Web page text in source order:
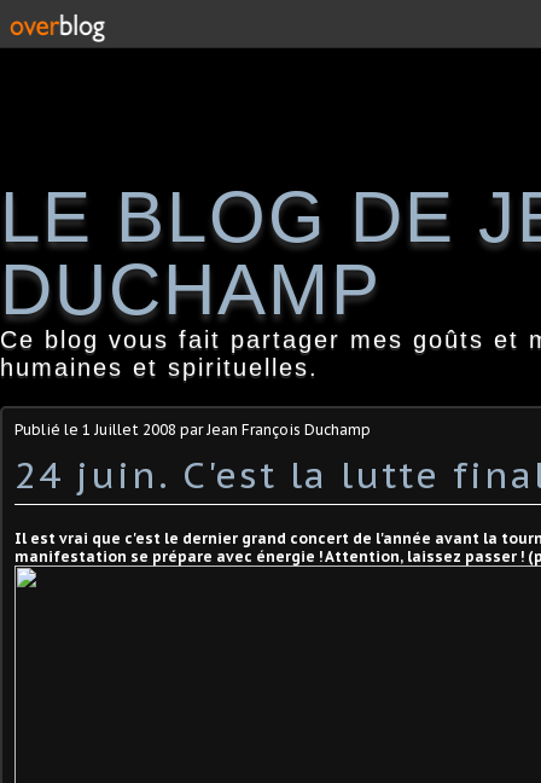
LE BLOG DE
DUCHAMP
Ce blog vous fait partager mes goûts et
humaines et spirituelles.
Publié le 1 Juillet 2008 par Jean François Duchamp
24 juin. C'est la lutte
Il est vrai que c'est le dernier grand concert de l'année avant la
manifestation se prépare avec énergie ! Attention, laissez passer !